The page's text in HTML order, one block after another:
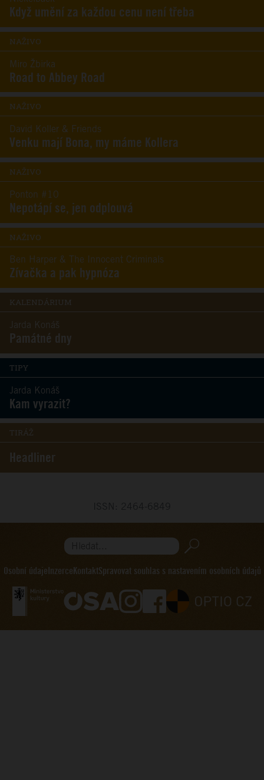
Když umění za každou cenu není třeba
NAŽIVO
Miro Žbirka
Road to Abbey Road
NAŽIVO
David Koller & Friends
Venku mají Bona, my máme Kollera
NAŽIVO
Ponton #10
Nepotápí se, jen odplouvá
NAŽIVO
Ben Harper & The Innocent Criminals
Zívačka a pak hypnóza
KALENDÁRIUM
Jarda Konáš
Památné dny
TIPY
Jarda Konáš
Kam vyrazit?
TIRÁŽ
Headliner
Hledat...
Osobní údajeInzerceKontaktSpravovat souhlas s nastavením osobních údajů